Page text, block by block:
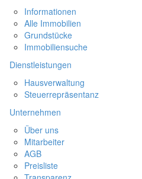
Informationen
Alle Immobilien
Grundstücke
Immobiliensuche
Dienstleistungen
Hausverwaltung
Steuerrepräsentanz
Unternehmen
Über uns
Mitarbeiter
AGB
Preisliste